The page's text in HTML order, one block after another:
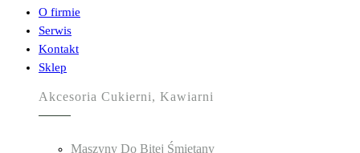
O firmie
Serwis
Kontakt
Sklep
Akcesoria Cukierni, Kawiarni
Maszyny Do Bitej Śmietany